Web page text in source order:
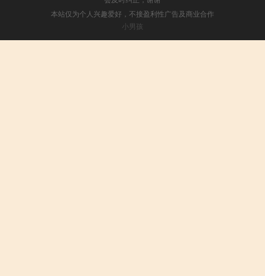
本站仅为个人兴趣爱好，不接盈利性广告及商业合作
小男孩